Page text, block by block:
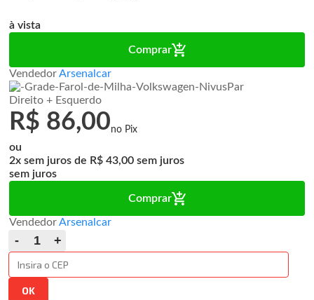
à vista
Comprar
VendedorArsenalcar
Direito + Esquerdo
R$ 86,00
ou
2x
de R$ 43,00
sem juros
Comprar
VendedorArsenalcar